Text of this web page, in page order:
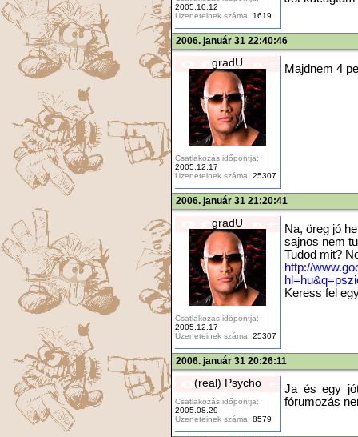
2005.10.12
Üzeneteinek száma: 1619
2006. január 31 22:40:46
gradU
Csatlakozás időpontja:
2005.12.17
Üzeneteinek száma: 25307
Majdnem 4
2006. január 31 21:20:41
gradU
Csatlakozás időpontja:
2005.12.17
Üzeneteinek száma: 25307
Na, öreg jó
sajnos nem
Tudod mit?
http://
Keress fel
2006. január 31 20:26:11
(real) Psycho
Csatlakozás időpontja:
2005.08.29
Üzeneteinek száma: 8579
Ja és egy
fórumozás